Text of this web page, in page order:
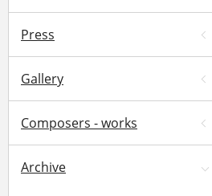
Press
Gallery
Composers - works
Archive